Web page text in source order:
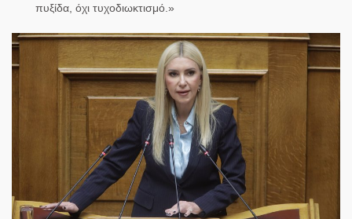
πυξίδα, όχι τυχοδιωκτισμό.»